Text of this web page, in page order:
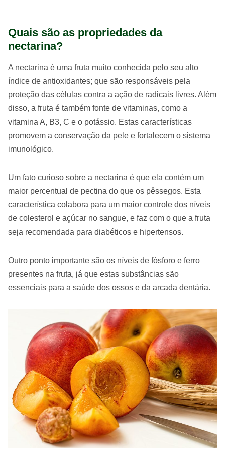
Quais são as propriedades da
nectarina?
A nectarina é uma fruta muito conhecida pelo seu alto
índice de antioxidantes; que são responsáveis pela
proteção das células contra a ação de radicais livres. Além
disso, a fruta é também fonte de vitaminas, como a
vitamina A, B3, C e o potássio. Estas características
promovem a conservação da pele e fortalecem o sistema
imunológico.
Um fato curioso sobre a nectarina é que ela contém um
maior percentual de pectina do que os pêssegos. Esta
característica colabora para um maior controle dos níveis
de colesterol e açúcar no sangue, e faz com o que a fruta
seja recomendada para diabéticos e hipertensos.
Outro ponto importante são os níveis de fósforo e ferro
presentes na fruta, já que estas substâncias são
essenciais para a saúde dos ossos e da arcada dentária.